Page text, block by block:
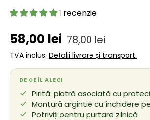
1 recenzie
Preț de vânzare
58,00 lei Preț obișnuit
78,00 lei
TVA inclus. Detalii livrare și transport.
DE CE ÎL ALEGI
Pirită: piatră asociată cu
Montură argintie cu închidere
Potriviți pentru purtare zilnică